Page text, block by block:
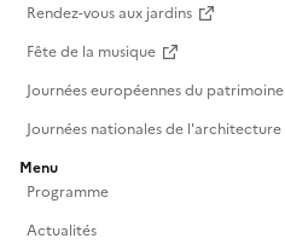
Rendez-vous aux jardins
Fête de la musique
Journées européennes du patrimoine
Journées nationales de l'architecture
Menu
Programme
Actualités